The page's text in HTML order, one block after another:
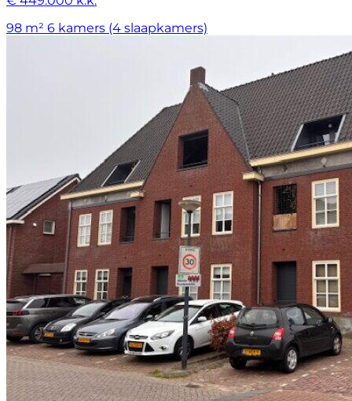
98 m² 6 kamers (4 slaapkamers)